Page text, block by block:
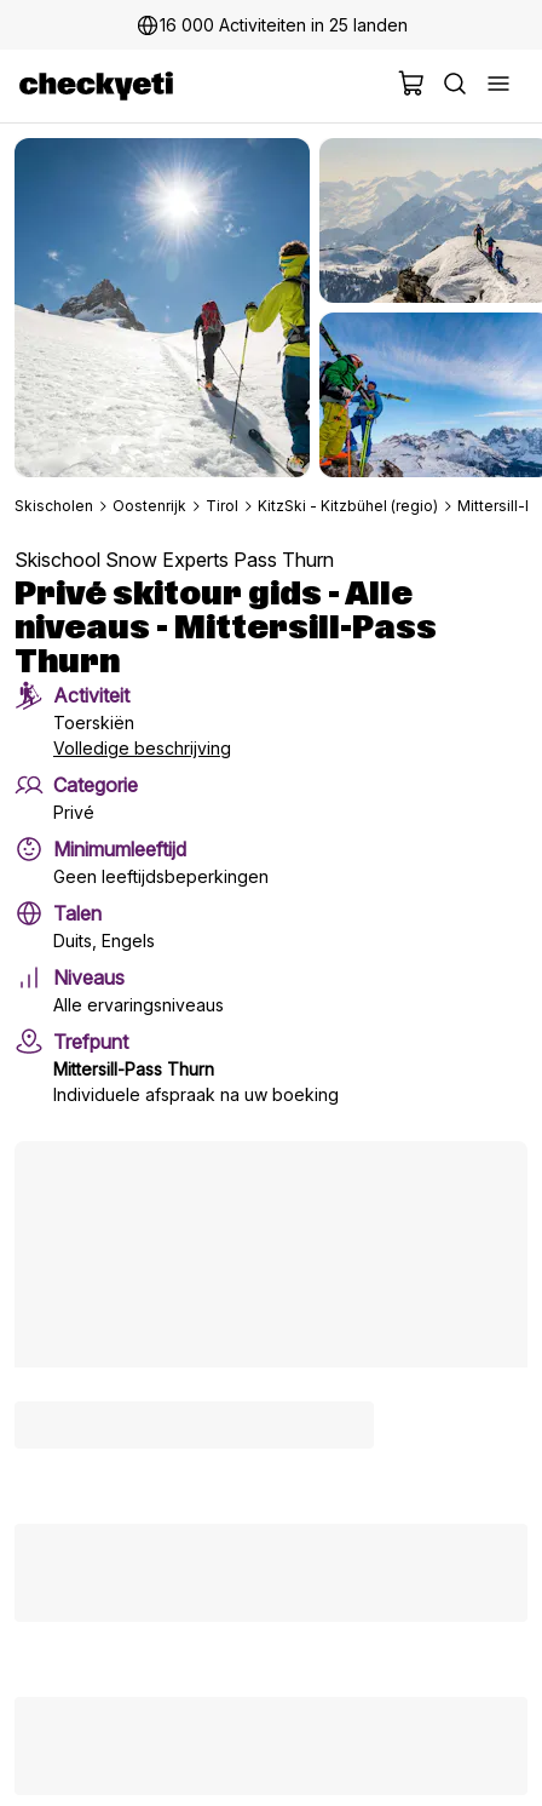
16 000 Activiteiten in 25 landen
Skischolen Oostenrijk Tirol KitzSki - Kitzbühel (regio) Mittersill-
Skischool Snow Experts Pass Thurn
Privé skitour gids - Alle
niveaus - Mittersill-Pass
Thurn
Activiteit
Toerskiën
Volledige beschrijving
Categorie
Privé
Minimumleeftijd
Geen leeftijdsbeperkingen
Talen
Duits, Engels
Niveaus
Alle ervaringsniveaus
Trefpunt
Mittersill-Pass Thurn
Individuele afspraak na uw boeking